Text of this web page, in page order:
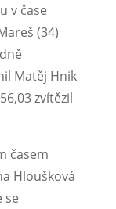
v čase
(34)
Matěj Hnik
zvítězil
časem
Hloušková
se